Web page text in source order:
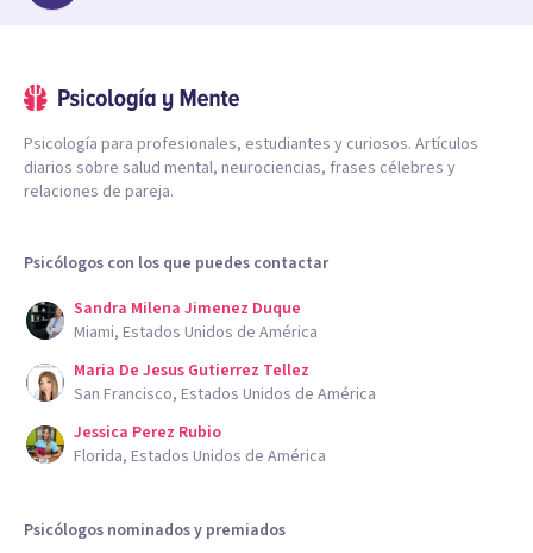
Psicología para profesionales, estudiantes y curiosos. Artículos
diarios sobre salud mental, neurociencias, frases célebres y
relaciones de pareja.
Psicólogos con los que puedes contactar
Sandra Milena Jimenez Duque
Miami, Estados Unidos de América
Maria De Jesus Gutierrez Tellez
San Francisco, Estados Unidos de América
Jessica Perez Rubio
Florida, Estados Unidos de América
Psicólogos nominados y premiados